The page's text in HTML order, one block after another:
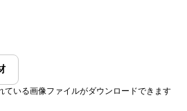
ている画像ファイルがダウンロードできます